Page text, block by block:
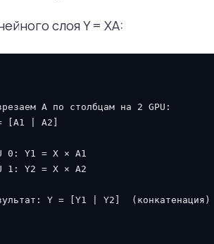
слоя Y = XA:
A по столбцам на 2 GPU:
[A1 | A2]
0: Y1 = X × A1
1: Y2 = X × A2